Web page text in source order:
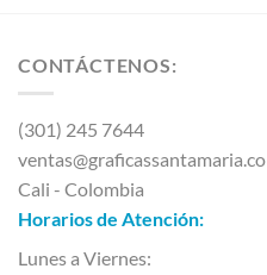
CONTÁCTENOS:
(301) 245 7644
ventas@graficassantamaria.co
Cali - Colombia
Horarios de Atención:
Lunes a Viernes: